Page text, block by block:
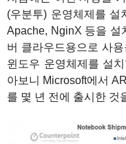
(우분투) 운영체제를 설
Apache, NginX 등을 설
버 클라우드용으로 사
윈도우 운영체제를 설
아보니 Microsoft에서
를 몇 년 전에 출시한 것